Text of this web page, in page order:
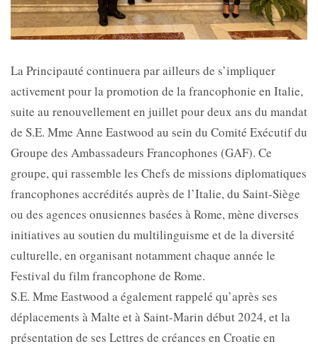
La Principauté continuera par ailleurs de s’impliquer
activement pour la promotion de la francophonie en Italie,
suite au renouvellement en juillet pour deux ans du mandat
de S.E. Mme Anne Eastwood au sein du Comité Exécutif du
Groupe des Ambassadeurs Francophones (GAF). Ce
groupe, qui rassemble les Chefs de missions diplomatiques
francophones accrédités auprès de l’Italie, du Saint-Siège
ou des agences onusiennes basées à Rome, mène diverses
initiatives au soutien du multilinguisme et de la diversité
culturelle, en organisant notamment chaque année le
Festival du film francophone de Rome.
S.E. Mme Eastwood a également rappelé qu’après ses
déplacements à Malte et à Saint-Marin début 2024, et la
présentation de ses Lettres de créances en Croatie en